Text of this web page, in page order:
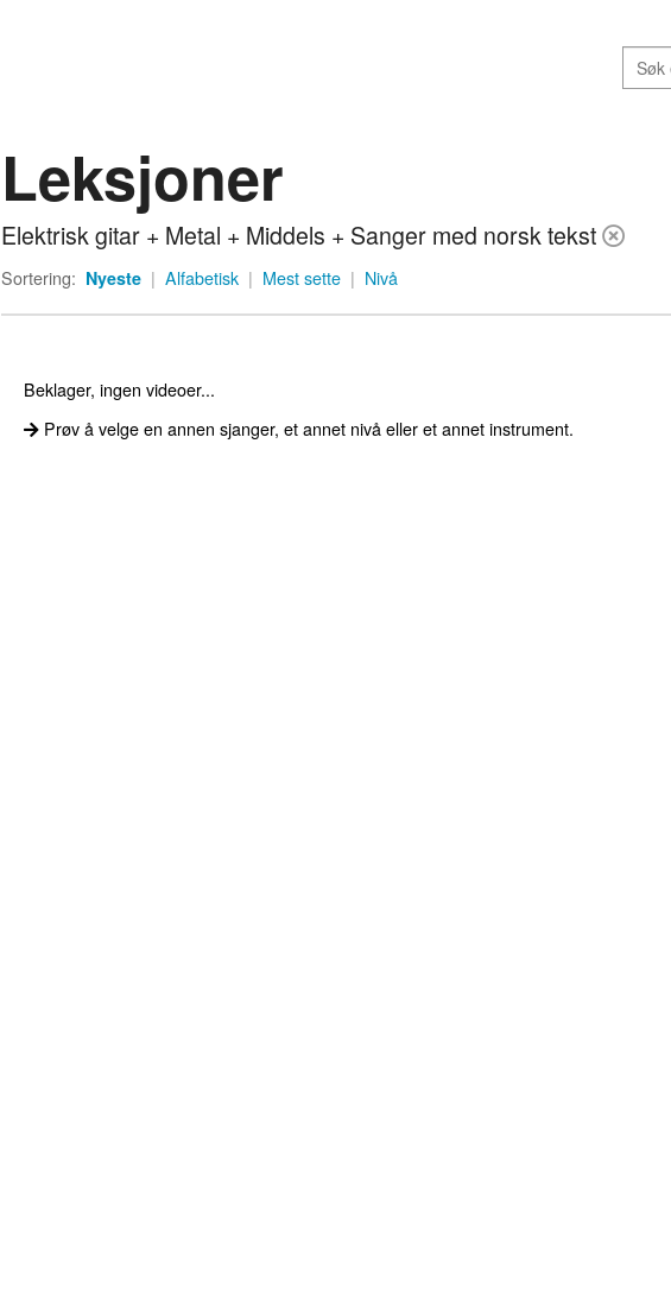
Leksjoner
Elektrisk gitar + Metal + Middels + Sanger med norsk tekst
Sortering: Nyeste | Alfabetisk | Mest sette | Nivå
Beklager, ingen videoer...
Prøv å velge en annen sjanger, et annet nivå eller et annet instrument.